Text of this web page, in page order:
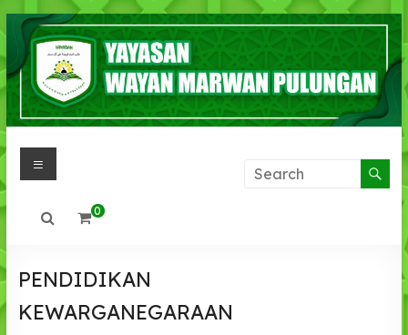
Skip
to
content
YAYASAN
WAYAN
PULUNGAN
IMAN
Menu
0
PENDIDIKAN
KEWARGANEGARAAN